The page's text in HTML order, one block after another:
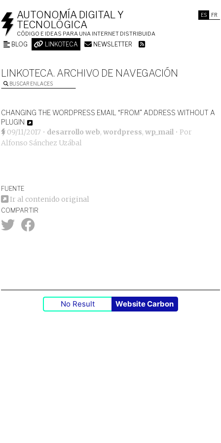
ES FR
AUTONOMÍA DIGITAL Y
TECNOLÓGICA
CÓDIGO E IDEAS PARA UNA INTERNET DISTRIBUIDA
BLOG LINKOTECA NEWSLETTER
LINKOTECA. ARCHIVO DE NAVEGACIÓN
BUSCAR ENLACES
CHANGING THE WORDPRESS EMAIL “FROM” ADDRESS WITHOUT A
PLUGIN
09/11/2017 • desarrollo web,wordpress,wp_mail • Por
Alfonso Sánchez Uzábal
FUENTE
Ir al contenido original
COMPARTIR
No Result Website Carbon